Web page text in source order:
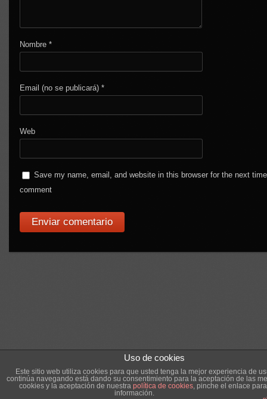
Nombre*
Email (no se publicará)*
Web
Save my name, email, and website in this browser for the next
comment
Uso de cookies
Este sitio web utiliza cookies para que usted tenga la mejor experiencia de
continúa navegando está dando su consentimiento para la aceptación de las
cookies y la aceptación de nuestra política de cookies, pinche el enlace
información.